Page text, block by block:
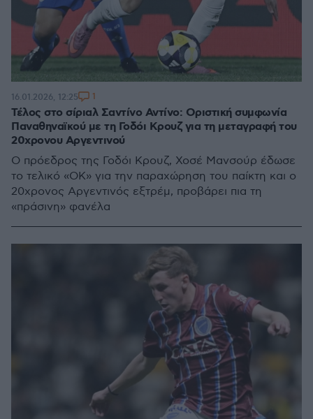
Τέλος στο σίριαλ Σαντίνο Αντίνο: Οριστική συμφωνία
Παναθηναϊκού με τη Γοδόι Κρουζ για τη μεταγραφή του
20χρονου Αργεντινού
Ο πρόεδρος της Γοδόι Κρουζ, Χοσέ Μανσούρ έδωσε
το τελικό «ΟΚ» για την παραχώρηση του παίκτη και ο
20χρονος Αργεντινός εξτρέμ, προβάρει πια τη
«πράσινη» φανέλα
16.01.2026, 12:25 1